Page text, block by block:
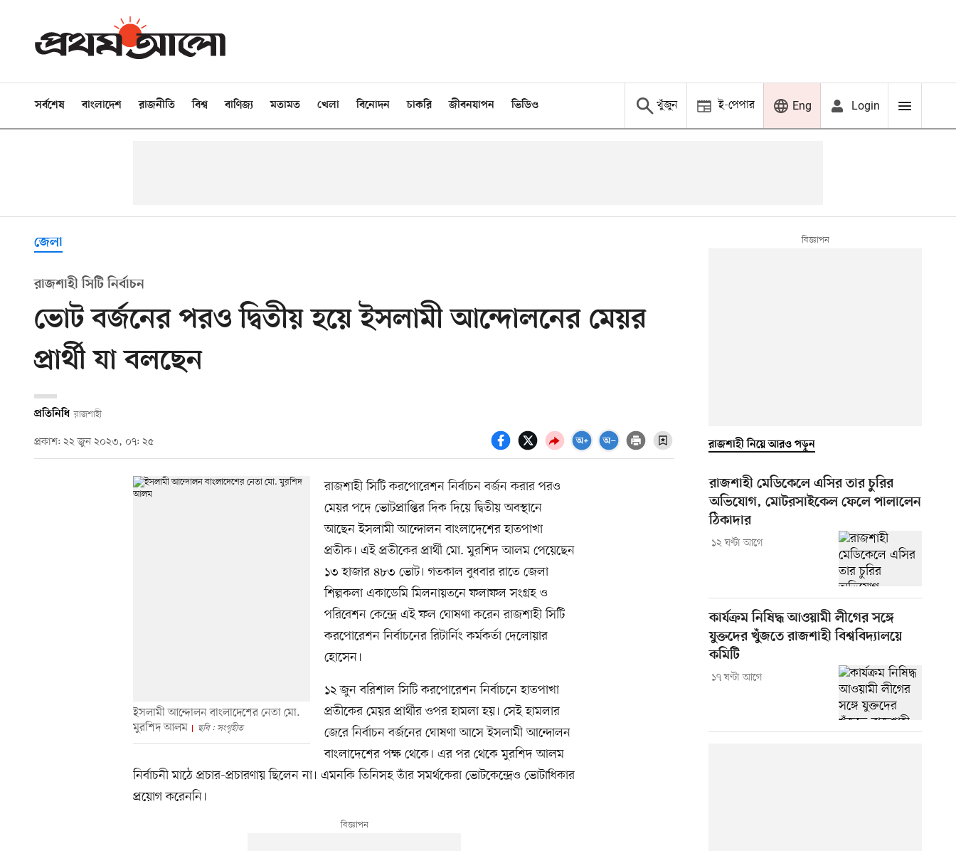
সর্বশেষ বাংলাদেশ রাজনীতি বিশ্ব বাণিজ্য মতামত খেলা বিনোদন চাকরি জীবনযাপন ভিডিও খুঁজুন ই-পেপার Eng Login
জেলা
রাজশাহী সিটি নির্বাচন
ভোট বর্জনের পরও দ্বিতীয় হয়ে ইসলামী আন্দোলনের মেয়র
প্রার্থী যা বলছেন
প্রতিনিধি রাজশাহী
প্রকাশ: ২২ জুন ২০২৩, ০৭: ২৫
ইসলামী আন্দোলন বাংলাদেশের নেতা মো.
মুরশিদ আলম
ছবি : সংগৃহীত
রাজশাহী সিটি করপোরেশন নির্বাচন বর্জন করার পরও
মেয়র পদে ভোটপ্রাপ্তির দিক দিয়ে দ্বিতীয় অবস্থানে
আছেন ইসলামী আন্দোলন বাংলাদেশের হাতপাখা
প্রতীক। এই প্রতীকের প্রার্থী মো. মুরশিদ আলম পেয়েছেন
১৩ হাজার ৪৮৩ ভোট। গতকাল বুধবার রাতে জেলা
শিল্পকলা একাডেমি মিলনায়তনে ফলাফল সংগ্রহ ও
পরিবেশন কেন্দ্রে এই ফল ঘোষণা করেন রাজশাহী সিটি
করপোরেশন নির্বাচনের রিটার্নিং কর্মকর্তা দেলোয়ার
হোসেন।
১২ জুন বরিশাল সিটি করপোরেশন নির্বাচনে হাতপাখা
প্রতীকের মেয়র প্রার্থীর ওপর হামলা হয়। সেই হামলার
জেরে নির্বাচন বর্জনের ঘোষণা আসে ইসলামী আন্দোলন
বাংলাদেশের পক্ষ থেকে। এর পর থেকে মুরশিদ আলম
নির্বাচনী মাঠে প্রচার-প্রচারণায় ছিলেন না। এমনকি তিনিসহ তাঁর সমর্থকেরা ভোটকেন্দ্রেও ভোটাধিকার
প্রয়োগ করেননি।
রাজশাহী নিয়ে আরও পড়ুন
রাজশাহী মেডিকেলে এসির তার চুরির
অভিযোগ, মোটরসাইকেল ফেলে পালালেন
ঠিকাদার
১২ ঘণ্টা আগে
কার্যক্রম নিষিদ্ধ আওয়ামী লীগের সঙ্গে
যুক্তদের খুঁজতে রাজশাহী বিশ্ববিদ্যালয়ে
কমিটি
১৭ ঘণ্টা আগে